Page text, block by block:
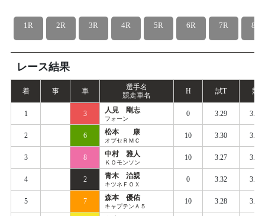
1R 2R 3R 4R 5R 6R 7R 8R
レース結果
着 事 車
選手名
競走車名
H 試T 競
1 3 人見 剛志
フォーン
0 3.29 3.358
2 6 松本 康
オブセＲＭＣ
10 3.30 3.360
3 8 中村 雅人
ＫＯモンソン
10 3.27 3.360
4 2 青木 治親
キツネＦＯＸ
0 3.32 3.371
5 7 森本 優佑
キャプテンＡ５
10 3.28 3.379